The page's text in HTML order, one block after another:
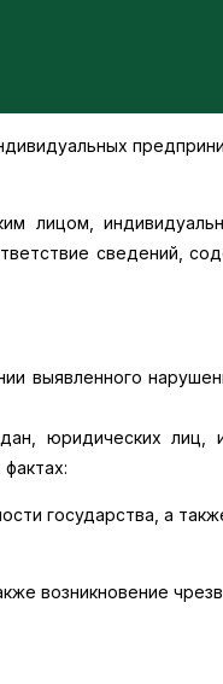
лицом,
сведений,
выявленного
юридических лиц,
государства, а
возникновение